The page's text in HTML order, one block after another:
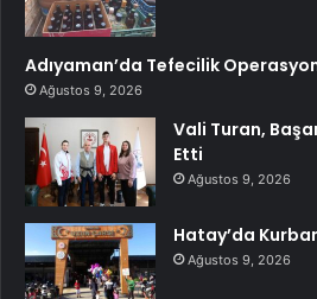
Adıyaman’da Tefecilik
Ağustos 9, 2026
Vali Turan,
Etti
Ağustos 9, 2026
Hatay’da
Ağustos 9, 2026